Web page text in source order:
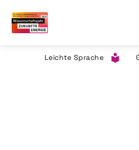
Leichte Sprache